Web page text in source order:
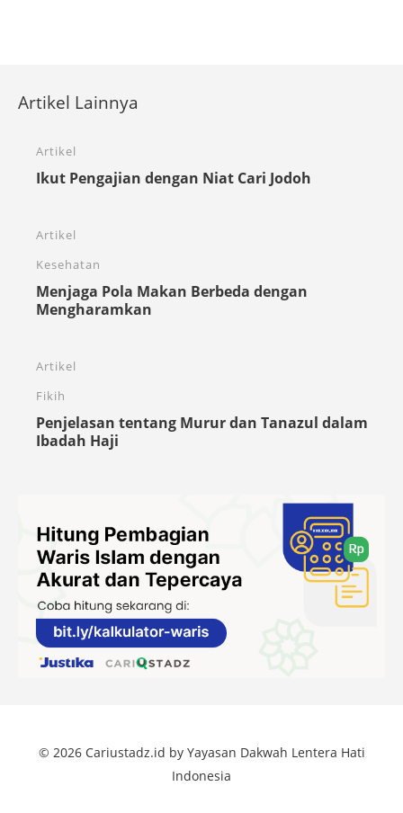
Artikel Lainnya
Artikel
Ikut Pengajian dengan Niat Cari Jodoh
Artikel
Kesehatan
Menjaga Pola Makan Berbeda dengan
Mengharamkan
Artikel
Fikih
Penjelasan tentang Murur dan Tanazul dalam
Ibadah Haji
© 2026 Cariustadz.id by Yayasan Dakwah Lentera Hati
Indonesia